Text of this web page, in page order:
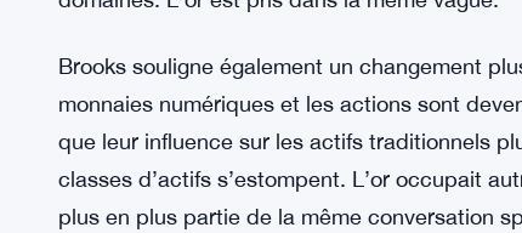
Ce qui motive le changement
En partie, c’est probablement le
actions se sont généralisés, le nombre de
augmenté. Certains de ces mêmes traders
de liquidités rapidement, ou lorsque le